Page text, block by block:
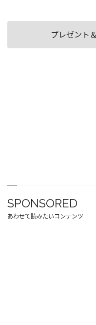
プレゼント
SPONSORED
あわせて読みたいコンテンツ